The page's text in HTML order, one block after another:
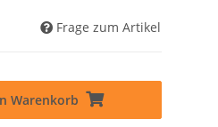
Frage zum Artikel
Warenkorb